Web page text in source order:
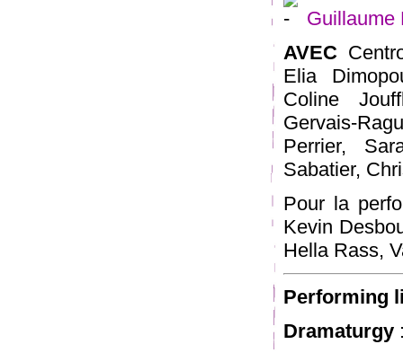
AVEC
Elia
Coline
Gervais-
Perrier,
Sabatier,
Pour la
Kevin
Hella Rass,
Performing
Dramaturgy